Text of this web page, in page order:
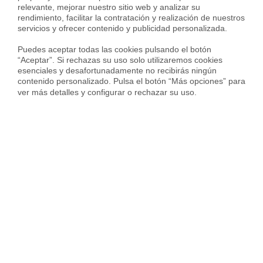
relevante, mejorar nuestro sitio web y analizar su
rendimiento, facilitar la contratación y realización de nuestros
servicios y ofrecer contenido y publicidad personalizada.
Puedes aceptar todas las cookies pulsando el botón
“Aceptar”. Si rechazas su uso solo utilizaremos cookies
esenciales y desafortunadamente no recibirás ningún
contenido personalizado. Pulsa el botón “Más opciones” para
ver más detalles y configurar o rechazar su uso.